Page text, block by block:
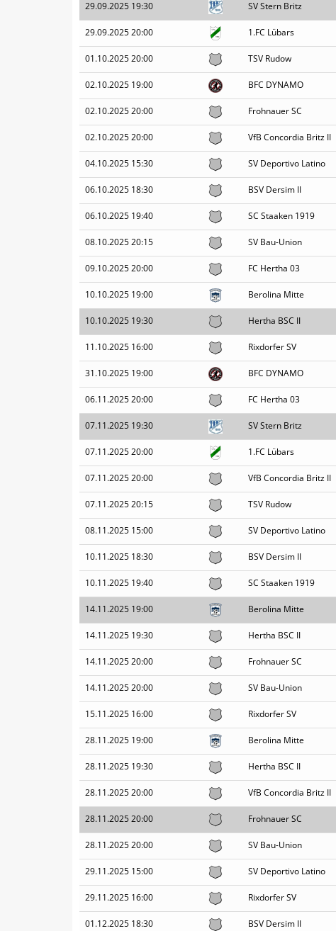
29.09.2025 19:30 SV Stern Britz
29.09.2025 20:00 1.FC Lübars
01.10.2025 20:00 TSV Rudow
02.10.2025 19:00 BFC DYNAMO
02.10.2025 20:00 Frohnauer SC
02.10.2025 20:00 VfB Concordia Britz II
04.10.2025 15:30 SV Deportivo Latino
06.10.2025 18:30 BSV Dersim II
06.10.2025 19:40 SC Staaken 1919
08.10.2025 20:15 SV Bau-Union
09.10.2025 20:00 FC Hertha 03
10.10.2025 19:00 Berolina Mitte
10.10.2025 19:30 Hertha BSC II
11.10.2025 16:00 Rixdorfer SV
31.10.2025 19:00 BFC DYNAMO
06.11.2025 20:00 FC Hertha 03
07.11.2025 19:30 SV Stern Britz
07.11.2025 20:00 1.FC Lübars
07.11.2025 20:00 VfB Concordia Britz II
07.11.2025 20:15 TSV Rudow
08.11.2025 15:00 SV Deportivo Latino
10.11.2025 18:30 BSV Dersim II
10.11.2025 19:40 SC Staaken 1919
14.11.2025 19:00 Berolina Mitte
14.11.2025 19:30 Hertha BSC II
14.11.2025 20:00 Frohnauer SC
14.11.2025 20:00 SV Bau-Union
15.11.2025 16:00 Rixdorfer SV
28.11.2025 19:00 Berolina Mitte
28.11.2025 19:30 Hertha BSC II
28.11.2025 20:00 VfB Concordia Britz II
28.11.2025 20:00 Frohnauer SC
28.11.2025 20:00 SV Bau-Union
29.11.2025 15:00 SV Deportivo Latino
29.11.2025 16:00 Rixdorfer SV
01.12.2025 18:30 BSV Dersim II